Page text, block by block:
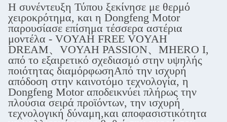
Η συνέντευξη Τύπου ξεκίνησε με θερμό
χειροκρότημα, και η Dongfeng Motor
παρουσίασε επίσημα τέσσερα αστέρια
μοντέλα - VOYAH FREE VOYAH
DREAM、VOYAH PASSION、MHERO I,
από το εξαιρετικό σχεδιασμό στην υψηλής
ποιότητας διαμόρφωσηΑπό την ισχυρή
απόδοση στην καινοτόμο τεχνολογία, η
Dongfeng Motor αποδεικνύει πλήρως την
πλούσια σειρά προϊόντων, την ισχυρή
τεχνολογική δύναμη,και αποφασιστικότητα